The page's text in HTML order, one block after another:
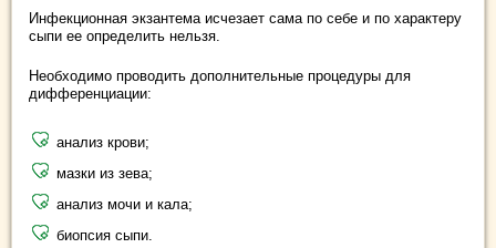
Инфекционная экзантема исчезает сама по себе и по характеру
сыпи ее определить нельзя.
Необходимо проводить дополнительные процедуры для
дифференциации:
анализ крови;
мазки из зева;
анализ мочи и кала;
биопсия сыпи.